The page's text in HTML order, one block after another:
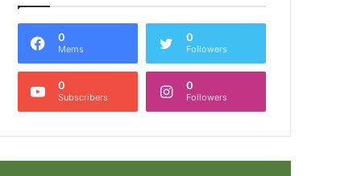
0
Mems
0
Followers
0
Subscribers
0
Followers